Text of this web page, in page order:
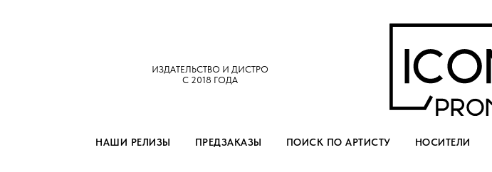
ИЗДАТЕЛЬСТВО И ДИСТРО
С 2018 ГОДА
НАШИ РЕЛИЗЫ ПРЕДЗАКАЗЫ ПОИСК ПО АРТИСТУ НОСИТЕЛИ